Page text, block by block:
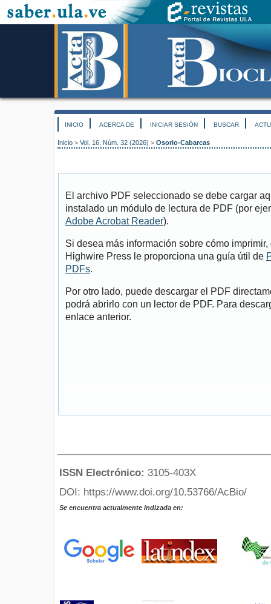
INICIO ACERCA DE INICIAR SESIÓN BUSCAR
Inicio > Vol. 16, Núm. 32 (2026) > Osorio-Cabarcas
El archivo PDF seleccionado se debe cargar
instalado un módulo de lectura de PDF (por
Adobe Acrobat Reader).
Si desea más información sobre cómo
Highwire Press le proporciona una guía útil de
PDFs.
Por otro lado, puede descargar el PDF
podrá abrirlo con un lector de PDF. Para
enlace anterior.
ISSN Electrónico: 3105-403X
DOI: https://www.doi.org/10.53766/AcBio/
Se encuentra actualmente indizada en: